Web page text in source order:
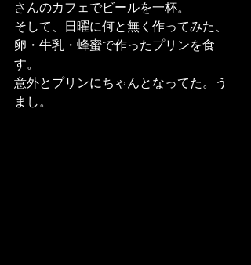
さんのカフェでビールを一杯。
そして、日曜に何と無く作ってみた、
卵・牛乳・蜂蜜で作ったプリンを食
す。
意外とプリンにちゃんとなってた。う
まし。